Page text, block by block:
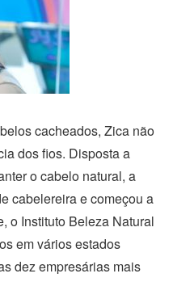
cacheados, Zica não
dos fios. Disposta a
o cabelo natural, a
cabelereira e começou a
o Instituto Beleza Natural
em vários estados
dez empresárias mais